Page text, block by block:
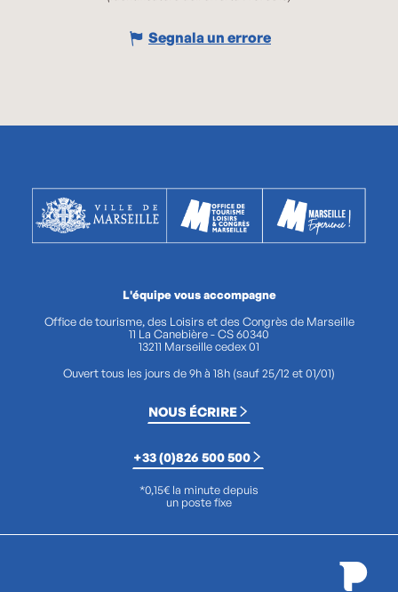
Segnala un errore
L'équipe vous accompagne
Office de tourisme, des Loisirs et des Congrès de Marseille
11 La Canebière - CS 60340
13211 Marseille cedex 01
Ouvert tous les jours de 9h à 18h (sauf 25/12 et 01/01)
NOUS ÉCRIRE
+33 (0)826 500 500
*0,15€ la minute depuis
un poste fixe